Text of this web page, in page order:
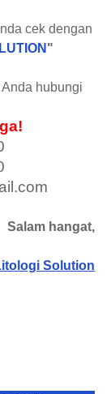
cek dengan
"
hubungi
Salam hangat,
Solution